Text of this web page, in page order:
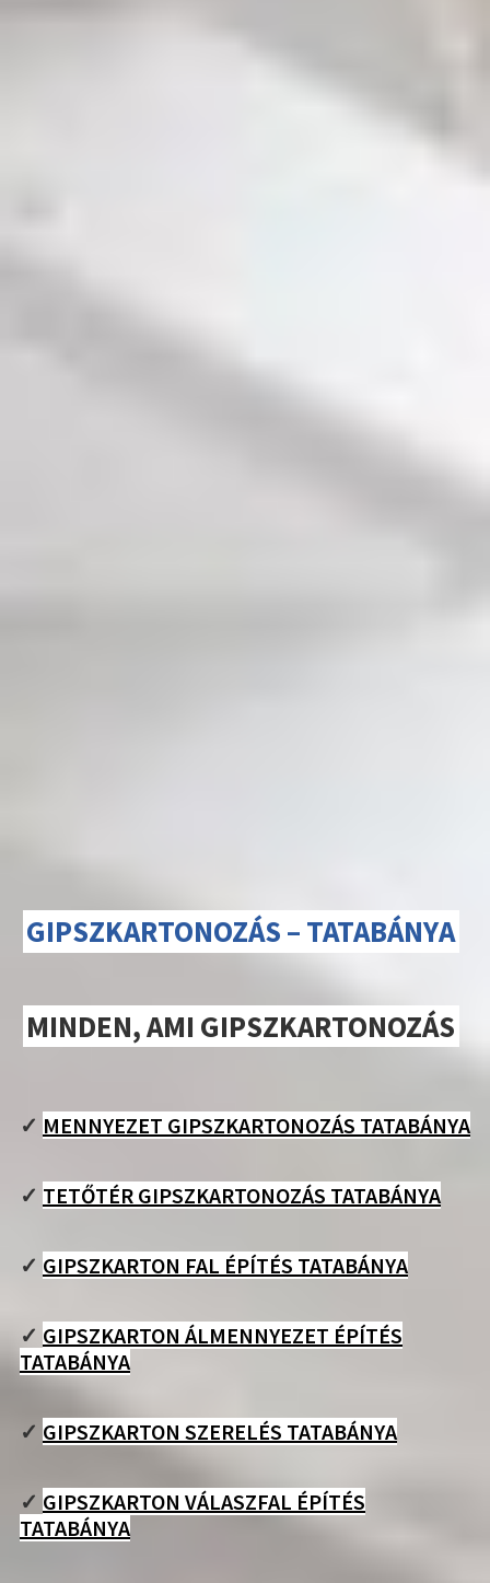
GIPSZKARTONOZÁS – TATABÁNYA
MINDEN, AMI GIPSZKARTONOZÁS
✓ MENNYEZET GIPSZKARTONOZÁS TATABÁNYA
✓ TETŐTÉR GIPSZKARTONOZÁS TATABÁNYA
✓ GIPSZKARTON FAL ÉPÍTÉS TATABÁNYA
✓ GIPSZKARTON ÁLMENNYEZET ÉPÍTÉS
TATABÁNYA
✓ GIPSZKARTON SZERELÉS TATABÁNYA
✓ GIPSZKARTON VÁLASZFAL ÉPÍTÉS
TATABÁNYA